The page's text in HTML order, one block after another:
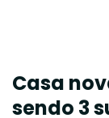
Casa
sendo 3